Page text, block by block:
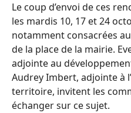
Le coup d’envoi de ces
les mardis 10, 17 et 24
notamment consacrées
de la place de la mairie.
adjointe au
Audrey Imbert, adjointe à
territoire, invitent les
échanger sur ce sujet.